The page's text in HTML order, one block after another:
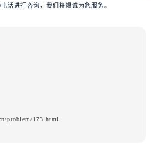
话进行咨询，我们将竭诚为您服务。
problem/173.html